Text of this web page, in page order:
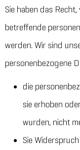
Sie haben das
betreffende
werden. Wir sind
personenbezogene
die
sie erhoben
wurden, nicht
Sie